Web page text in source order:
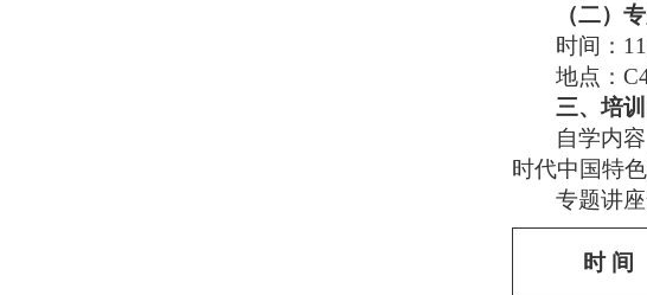
（二）
时间：
地点：
三、培
自学内
时代中国特
专题讲
时 间